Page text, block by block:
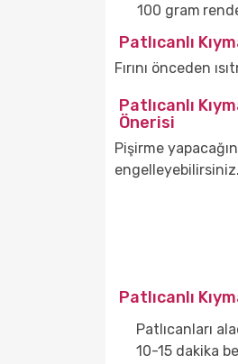
100 gram
Patlıcanlı
Fırını önceden
Patlıcanlı
Önerisi
Pişirme
engelleyebilirsiniz.
Patlıcanlı
Patlıcanları
10-15 dakika